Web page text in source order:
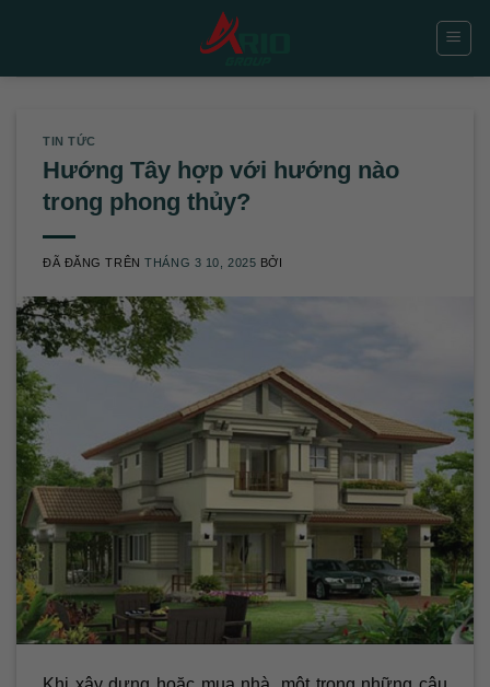
TIN TỨC
Hướng Tây hợp với hướng nào
trong phong thủy?
ĐÃ ĐĂNG TRÊNTHÁNG 3 10, 2025 BỞI